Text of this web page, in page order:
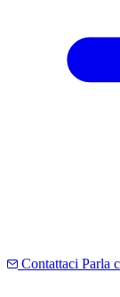
Contattaci Parla